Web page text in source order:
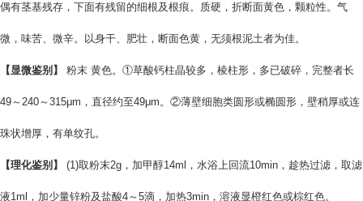
偶有茎基残存，下面有残留的细根及根痕。质硬，折断面黄色，颗粒性。气
微，味苦、微辛。以身干、肥壮，断面色黄，无须根泥土者为佳。
【显微鉴别】 粉末 黄色。①草酸钙柱晶较多，棱柱形，多已破碎，完整者长
49～240～315μm，直径约至49μm。②薄壁细胞类圆形或椭圆形，壁稍厚或连
珠状增厚，有单纹孔。
【理化鉴别】 (1)取粉末2g，加甲醇14ml，水浴上回流10min，趁热过滤，取滤
液1ml，加少量锌粉及盐酸4～5滴，加热3min，溶液显橙红色或棕红色。